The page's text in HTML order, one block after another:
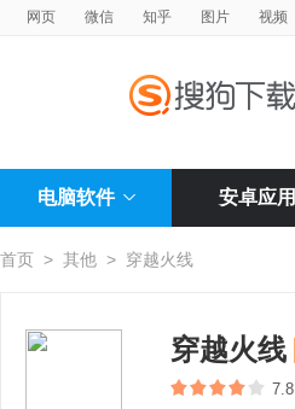
网页 微信 知乎 图片 视频
电脑软件 安卓应用
首页 > 其他 > 穿越火线
穿越火线
7.8